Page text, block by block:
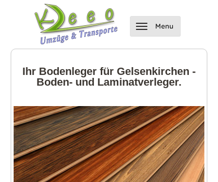
Ihr Bodenleger für Gelsenkirchen -
Boden- und Laminatverleger.